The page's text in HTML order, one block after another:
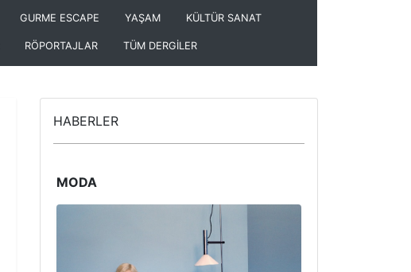
GURME ESCAPE YAŞAM KÜLTÜR SANAT
RÖPORTAJLAR TÜM DERGİLER
HABERLER
MODA